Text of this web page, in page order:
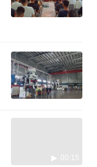
00:15